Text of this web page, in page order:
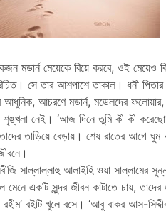
মডার্ন মেয়েকে বিয়ে করবে, ওই মেয়েও
সে তার আশপাশে তাকাল। ধনী পিতার
আচরণে মডার্ন, মডেলদের ফলোয়ার,
শৃঙ্খলা নেই। ‘আজ দিনে তুমি কী কী
তাড়িয়ে বেড়ায়। শেষ রাতের আগে
সাল্লাল্লাহু আলাইহি ওয়া সাল্লামের
একটি সুন্দর জীবন কাটাতে চায়,
রহীম’ বইটি খুলে বসে। ‘আবু বাকর আস-